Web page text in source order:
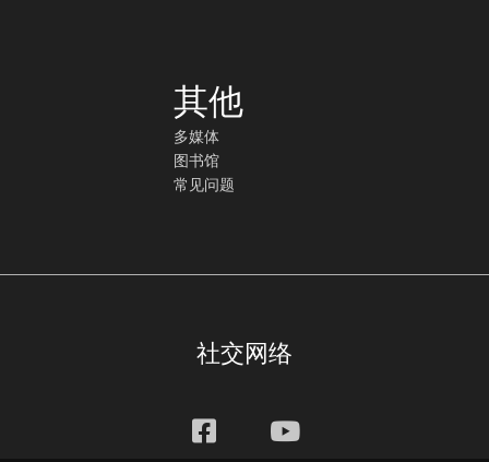
其他
多媒体
图书馆
常见问题
社交网络